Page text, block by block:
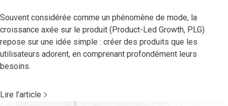
Souvent considérée comme un phénomène de mode, la
croissance axée sur le produit (Product-Led Growth, PLG)
repose sur une idée simple : créer des produits que les
utilisateurs adorent, en comprenant profondément leurs
besoins.
Lire l’article